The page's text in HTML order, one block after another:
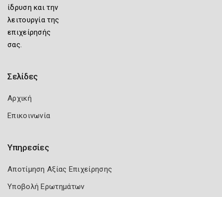
ίδρυση και την
λειτουργία της
επιχείρησής
σας.
Σελίδες
Αρχική
Επικοινωνία
Υπηρεσίες
Αποτίμηση Αξίας Επιχείρησης
Υποβολή Ερωτημάτων